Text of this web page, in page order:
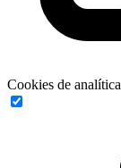
Cookies de analítica